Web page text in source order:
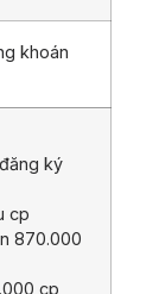
khoán
ký
cp
870.000
cp